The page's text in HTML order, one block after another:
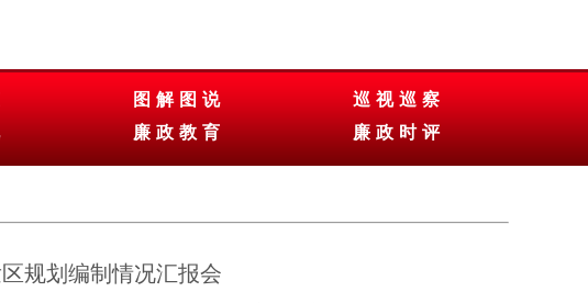
图解图说
廉政教育
巡视巡察
廉政时评
规划编制情况汇报会